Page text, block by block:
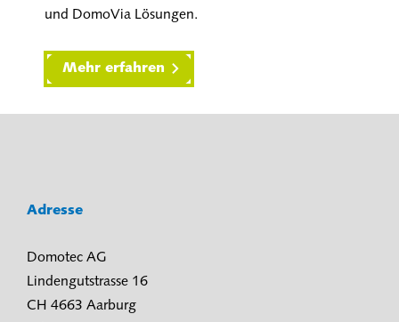
und DomoVia Lösungen.
Mehr erfahren
Adresse
Domotec AG
Lindengutstrasse 16
CH 4663 Aarburg